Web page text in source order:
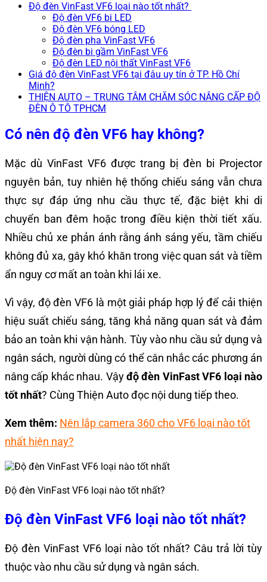
Độ đèn VinFast VF6 loại nào tốt nhất?
Độ đèn VF6 bi LED
Độ đèn VF6 bóng LED
Độ đèn pha VinFast VF6
Độ đèn bi gầm VinFast VF6
Độ đèn LED nội thất VinFast VF6
Giá độ đèn VinFast VF6 tại đâu uy tín ở TP. Hồ Chí
Minh?
THIỆN AUTO – TRUNG TÂM CHĂM SÓC NÂNG CẤP ĐỘ
ĐÈN Ô TÔ TPHCM
Có nên độ đèn VF6 hay không?
Mặc dù VinFast VF6 được trang bị đèn bi Projector
nguyên bản, tuy nhiên hệ thống chiếu sáng vẫn chưa
thực sự đáp ứng nhu cầu thực tế, đặc biệt khi di
chuyển ban đêm hoặc trong điều kiện thời tiết xấu.
Nhiều chủ xe phản ánh rằng ánh sáng yếu, tầm chiếu
không đủ xa, gây khó khăn trong việc quan sát và tiềm
ẩn nguy cơ mất an toàn khi lái xe.
Vì vậy, độ đèn VF6 là một giải pháp hợp lý để cải thiện
hiệu suất chiếu sáng, tăng khả năng quan sát và đảm
bảo an toàn khi vận hành. Tùy vào nhu cầu sử dụng và
ngân sách, người dùng có thể cân nhắc các phương án
nâng cấp khác nhau. Vậyđộ đèn VinFast VF6 loại nào
tốt nhất? Cùng Thiện Auto đọc nội dung tiếp theo.
Xem thêm: Nên lắp camera 360 cho VF6 loại nào tốt
nhất hiện nay?
Độ đèn VinFast VF6 loại nào tốt nhất?
Độ đèn VinFast VF6 loại nào tốt nhất?
Độ đèn VinFast VF6 loại nào tốt nhất? Câu trả lời tùy
thuộc vào nhu cầu sử dụng và ngân sách.